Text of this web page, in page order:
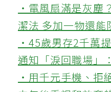
‧電風扇滿是灰塵
潔法 多加一物還能
‧45歲男存2千萬
通知「淚回職場」
‧用千元手機、拒